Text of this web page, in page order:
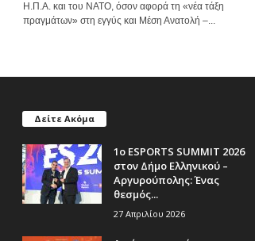
Η.Π.Α. και του ΝΑΤΟ, όσον αφορά τη «νέα τάξη
πραγμάτων» στη εγγύς και Μέση Ανατολή –...
Δείτε Ακόμα
1ο ESPORTS SUMMIT 2026
στον Δήμο Ελληνικού –
Αργυρούπολης: Ένας
θεσμός...
27 Απριλίου 2026